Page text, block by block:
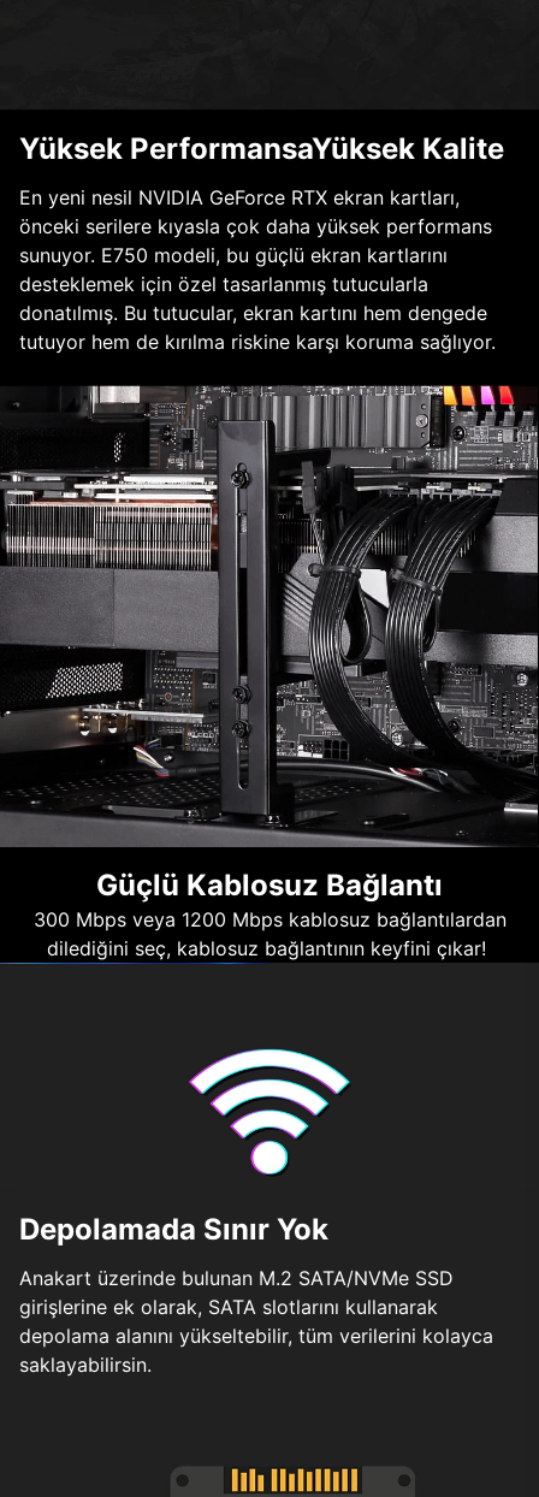
Yüksek PerformansaYüksek Kalite
En yeni nesil NVIDIA GeForce RTX ekran kartları,
önceki serilere kıyasla çok daha yüksek performans
sunuyor. E750 modeli, bu güçlü ekran kartlarını
desteklemek için özel tasarlanmış tutucularla
donatılmış. Bu tutucular, ekran kartını hem dengede
tutuyor hem de kırılma riskine karşı koruma sağlıyor.
Güçlü Kablosuz Bağlantı
300 Mbps veya 1200 Mbps kablosuz bağlantılardan
dilediğini seç, kablosuz bağlantının keyfini çıkar!
Depolamada Sınır Yok
Anakart üzerinde bulunan M.2 SATA/NVMe SSD
girişlerine ek olarak, SATA slotlarını kullanarak
depolama alanını yükseltebilir, tüm verilerini kolayca
saklayabilirsin.